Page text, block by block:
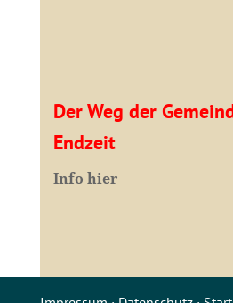
Der Weg der
Endzeit
Info hier